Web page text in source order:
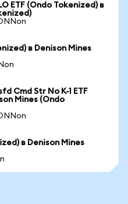
ETF (Ondo Tokenized) в
в Denison Mines
Cmd Str No K-1 ETF
Mines (Ondo
в Denison Mines